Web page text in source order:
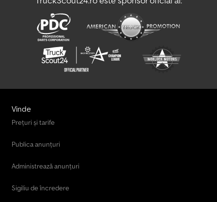
Vinde
Prețuri și tarife
Publica anunțuri
Administrează anunțuri
Sigiliu de încredere